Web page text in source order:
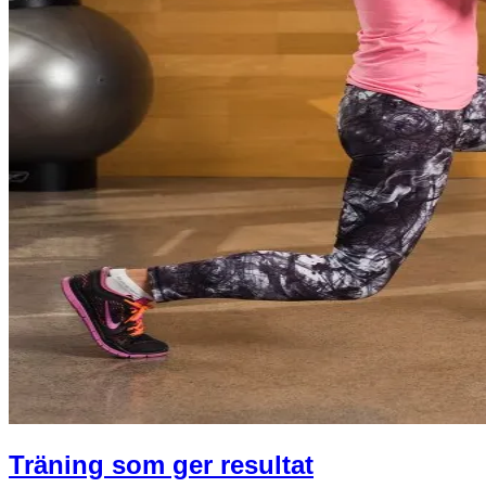
Träning som ger resultat